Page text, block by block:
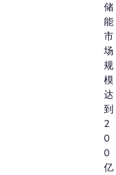
储
能
市
场
规
模
达
到
2
0
0
亿